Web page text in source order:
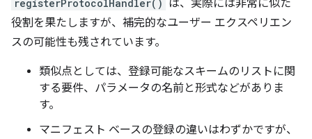
registerProtocolHandler() は、実際には非常に似た
役割を果たしますが、補完的なユーザー エクスペリエン
スの可能性も残されています。
類似点としては、登録可能なスキームのリストに関
する要件、パラメータの名前と形式などがありま
す。
マニフェスト ベースの登録の違いはわずかですが、